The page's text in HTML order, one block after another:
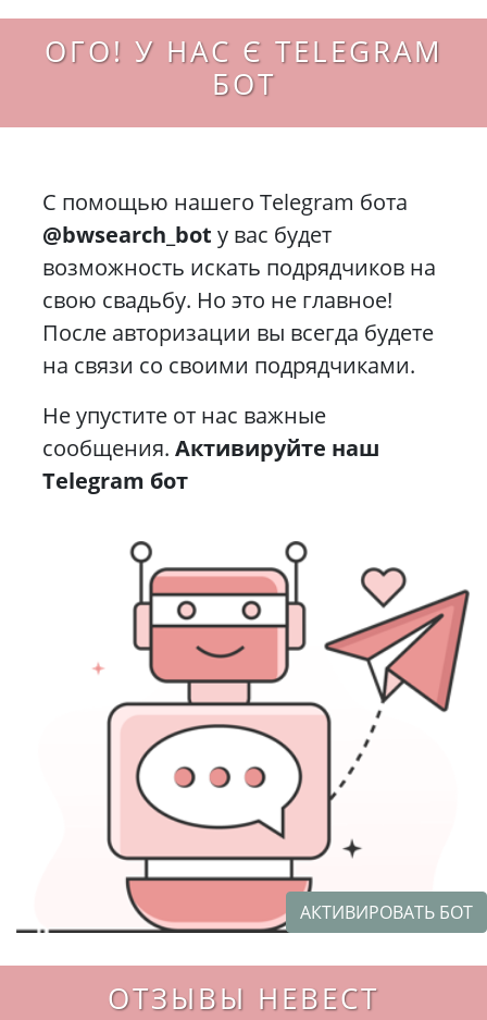
ОГО! У НАС Є TELEGRAM
БОТ
С помощью нашего Telegram бота
@bwsearch_bot у вас будет
возможность искать подрядчиков на
свою свадьбу. Но это не главное!
После авторизации вы всегда будете
на связи со своими подрядчиками.
Не упустите от нас важные
сообщения. Активируйте наш
Telegram бот
АКТИВИРОВАТЬ БОТ
ОТЗЫВЫ НЕВЕСТ